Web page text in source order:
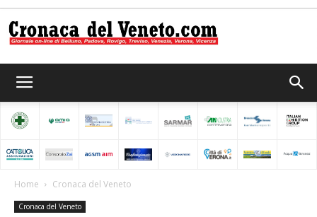
del
Home Cronaca del Veneto
Cronaca del Veneto